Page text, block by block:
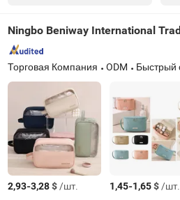
Ningbo Beniway International
Торговая Компания ODM Быстрый
2,93-3,28$/шт. 1,45-1,65$/шт.